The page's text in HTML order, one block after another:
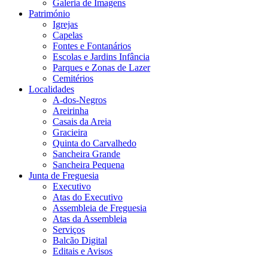
Galeria de Imagens
Património
Igrejas
Capelas
Fontes e Fontanários
Escolas e Jardins Infância
Parques e Zonas de Lazer
Cemitérios
Localidades
A-dos-Negros
Areirinha
Casais da Areia
Gracieira
Quinta do Carvalhedo
Sancheira Grande
Sancheira Pequena
Junta de Freguesia
Executivo
Atas do Executivo
Assembleia de Freguesia
Atas da Assembleia
Serviços
Balcão Digital
Editais e Avisos